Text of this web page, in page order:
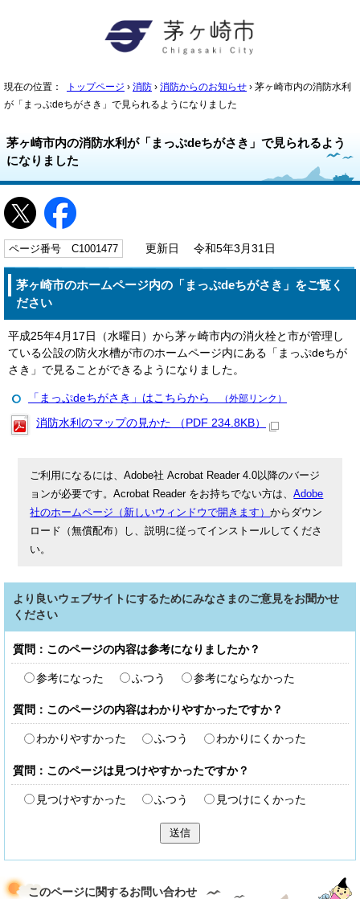
現在の位置： トップページ › 消防 › 消防からのお知らせ › 茅ヶ崎市内の消防水利
が「まっぷdeちがさき」で見られるようになりました
茅ヶ崎市内の消防水利が「まっぷdeちがさき」で見られるよう
になりました
ページ番号 C1001477 更新日 令和5年3月31日
茅ヶ崎市のホームページ内の「まっぷdeちがさき」をご覧く
ださい
平成25年4月17日（水曜日）から茅ヶ崎市内の消火栓と市が管理し
ている公設の防火水槽が市のホームページ内にある「まっぷdeちが
さき」で見ることができるようになりました。
「まっぷdeちがさき」はこちらから （外部リンク）
消防水利のマップの見かた （PDF 234.8KB）
ご利用になるには、Adobe社 Acrobat Reader 4.0以降のバージ
ョンが必要です。Acrobat Reader をお持ちでない方は、Adobe
社のホームページ（新しいウィンドウで開きます）からダウン
ロード（無償配布）し、説明に従ってインストールしてくださ
い。
より良いウェブサイトにするためにみなさまのご意見をお聞かせ
ください
質問：このページの内容は参考になりましたか？
参考になった ふつう 参考にならなかった
質問：このページの内容はわかりやすかったですか？
わかりやすかった ふつう わかりにくかった
質問：このページは見つけやすかったですか？
見つけやすかった ふつう 見つけにくかった
送信
このページに関するお問い合わせ